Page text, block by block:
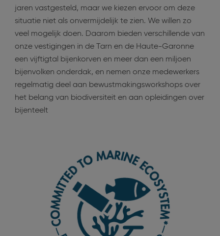
jaren vastgesteld, maar we kiezen ervoor om deze
situatie niet als onvermijdelijk te zien. We willen zo
veel mogelijk doen. Daarom bieden verschillende van
onze vestigingen in de Tarn en de Haute-Garonne
een vijftigtal bijenkorven en meer dan een miljoen
bijenvolken onderdak, en nemen onze medewerkers
regelmatig deel aan bewustmakingsworkshops over
het belang van biodiversiteit en aan opleidingen over
bijenteelt